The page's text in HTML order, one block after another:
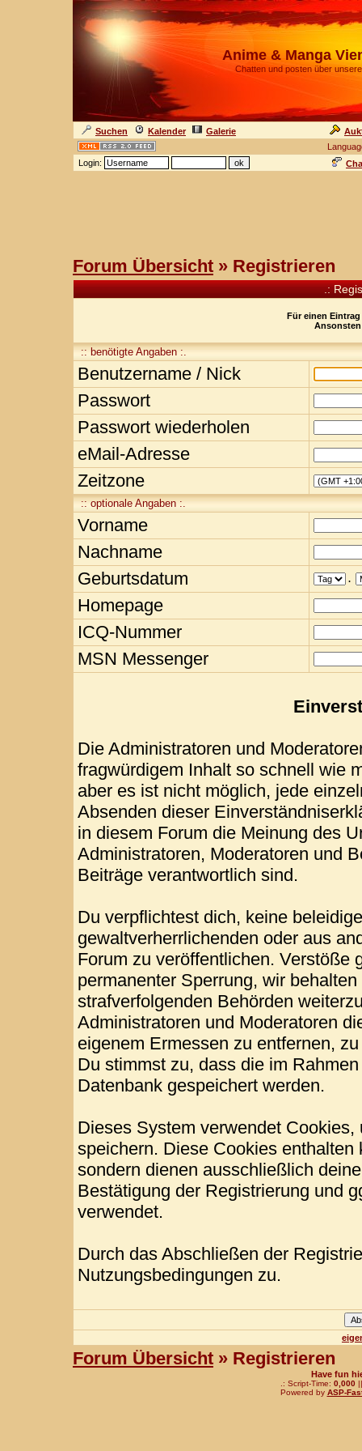
Anime & Manga
Chatten und posten über
Suchen Kalender Galerie
Login:
Forum Übersicht » Registrieren
.:
Für einen
:: benötigte Angaben :.
Benutzername / Nick
Passwort
Passwort wiederholen
eMail-Adresse
Zeitzone
:: optionale Angaben :.
Vorname
Nachname
Geburtsdatum
.
Homepage
ICQ-Nummer
MSN Messenger
Die Administratoren und
fragwürdigem Inhalt so schnell wie
aber es ist nicht möglich, jede
Absenden dieser
in diesem Forum die Meinung des
Administratoren, Moderatoren und
Beiträge verantwortlich sind.
Du verpflichtest dich, keine
gewaltverherrlichenden oder aus
Forum zu veröffentlichen. Verstöße
permanenter Sperrung, wir
strafverfolgenden Behörden
Administratoren und Moderatoren
eigenem Ermessen zu entfernen,
Du stimmst zu, dass die im
Datenbank gespeichert werden.
Dieses System verwendet
speichern. Diese Cookies
sondern dienen ausschließlich
Bestätigung der Registrierung und
verwendet.
Durch das Abschließen der
Nutzungsbedingungen zu.
Forum Übersicht » Registrieren
Have fun
.: Script-Time: 0,000||
Powered by ASP-